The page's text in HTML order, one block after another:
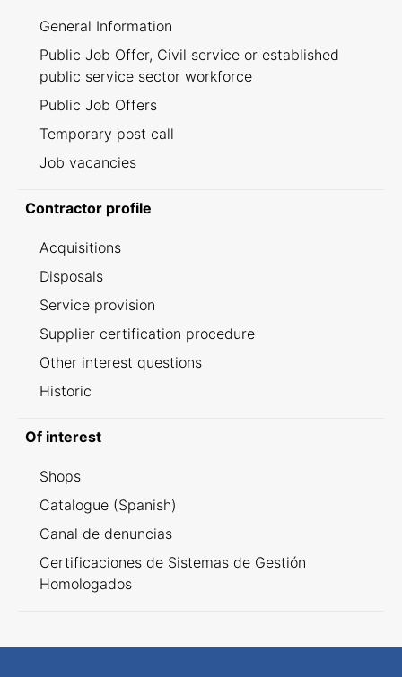
General Information
Public Job Offer, Civil service or established
public service sector workforce
Public Job Offers
Temporary post call
Job vacancies
Contractor profile
Acquisitions
Disposals
Service provision
Supplier certification procedure
Other interest questions
Historic
Of interest
Shops
Catalogue (Spanish)
Canal de denuncias
Certificaciones de Sistemas de Gestión
Homologados